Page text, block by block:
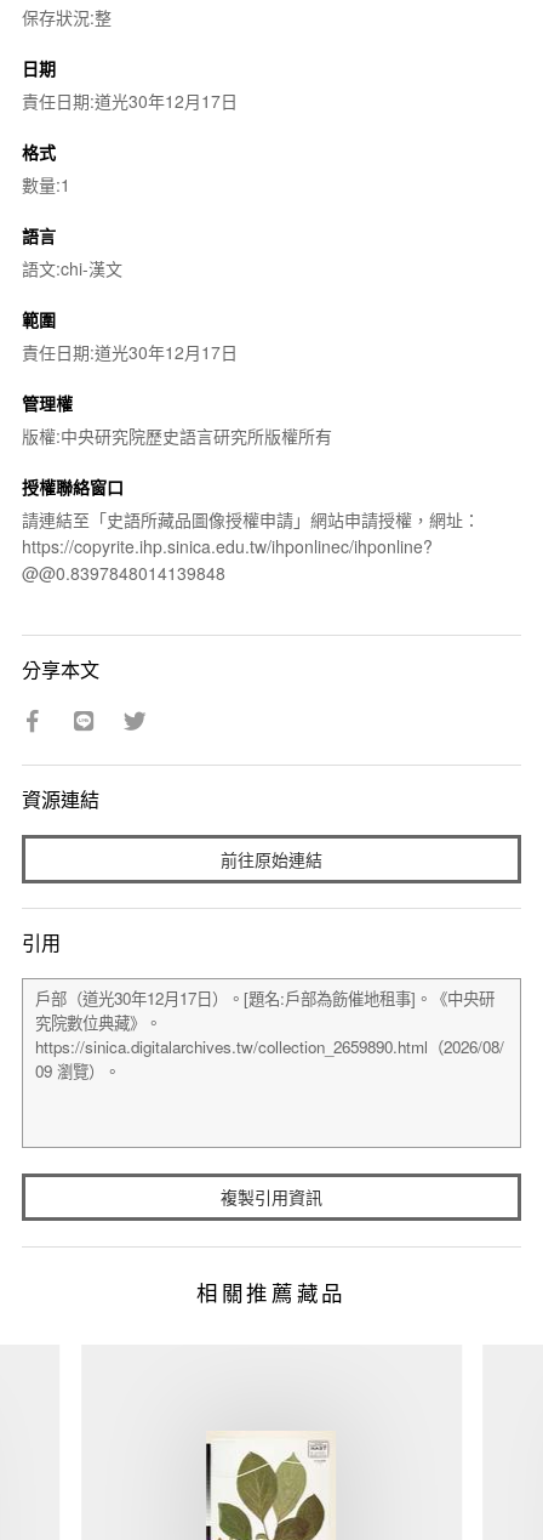
保存狀況:整
日期
責任日期:道光30年12月17日
格式
數量:1
語言
語文:chi-漢文
範圍
責任日期:道光30年12月17日
管理權
版權:中央研究院歷史語言研究所版權所有
授權聯絡窗口
請連結至「史語所藏品圖像授權申請」網站申請授權，網址：
https://copyrite.ihp.sinica.edu.tw/ihponlinec/ihponline?
@@0.8397848014139848
分享本文
資源連結
前往原始連結
引用
複製引用資訊
相關推薦藏品